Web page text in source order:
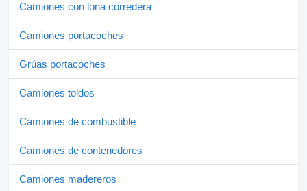
Camiones con lona corredera
Camiones portacoches
Grúas portacoches
Camiones toldos
Camiones de combustible
Camiones de contenedores
Camiones madereros